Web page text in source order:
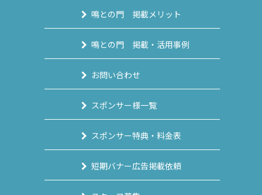
鳴との門 掲載メリット
鳴との門 掲載・活用事例
お問い合わせ
スポンサー様一覧
スポンサー特典・料金表
短期バナー広告掲載依頼